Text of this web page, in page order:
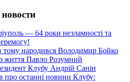
— 64 роки незламності та
тому народився Володимир Бойко
життя Павло Розумний
Клубу Андрій Санін
про останні новини Клубу: